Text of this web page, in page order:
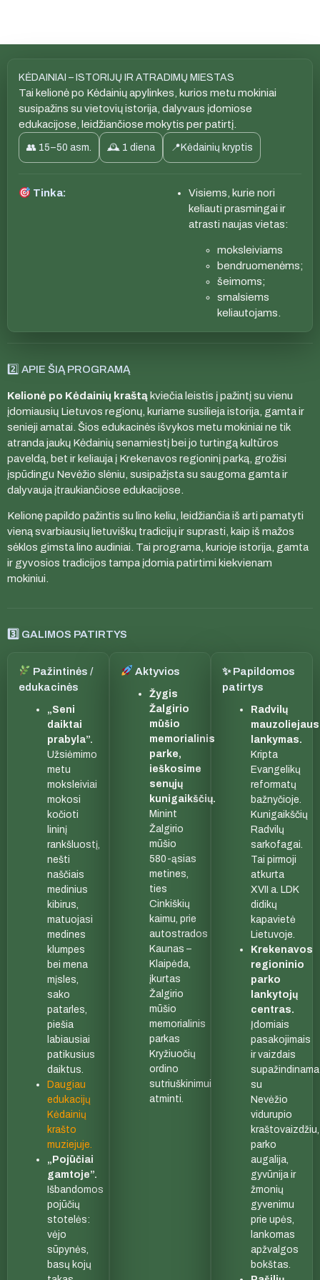
KĖDAINIAI – ISTORIJŲ IR ATRADIMŲ MIESTAS
Tai kelionė po Kėdainių apylinkes, kurios metu mokiniai
susipažins su vietovių istorija, dalyvaus įdomiose
edukacijose, leidžiančiose mokytis per patirtį.
👥 15–50 asm. 🕰 1 diena 📍Kėdainių kryptis
Tinka:
Visiems, kurie nori
keliauti prasmingai ir
atrasti naujas vietas:
moksleiviams
bendruomenėms;
šeimoms;
smalsiems
keliautojams.
2️⃣ APIE ŠIĄ PROGRAMĄ
Kelionė po Kėdainių kraštą kviečia leistis į pažintį su vienu
įdomiausių Lietuvos regionų, kuriame susilieja istorija, gamta ir
senieji amatai. Šios edukacinės išvykos metu mokiniai ne tik
atranda jaukų Kėdainių senamiestį bei jo turtingą kultūros
paveldą, bet ir keliauja į Krekenavos regioninį parką, grožisi
įspūdingu Nevėžio slėniu, susipažįsta su saugoma gamta ir
dalyvauja įtraukiančiose edukacijose.
Kelionę papildo pažintis su lino keliu, leidžiančia iš arti pamatyti
vieną svarbiausių lietuviškų tradicijų ir suprasti, kaip iš mažos
sėklos gimsta lino audiniai. Tai programa, kurioje istorija, gamta
ir gyvosios tradicijos tampa įdomia patirtimi kiekvienam
mokiniui.
3️⃣ GALIMOS PATIRTYS
Pažintinės /
edukacinės
„Seni
daiktai
prabyla”.
Užsiėmimo
metu
moksleiviai
mokosi
kočioti
lininį
rankšluostį,
nešti
naščiais
medinius
kibirus,
matuojasi
medines
klumpes
bei mena
mįsles,
sako
patarles,
piešia
labiausiai
patikusius
daiktus.
Daugiau
edukacijų
Kėdainių
krašto
muziejuje.
„Pojūčiai
gamtoje”.
Išbandomos
pojūčių
stotelės:
vėjo
sūpynės,
basų kojų
Aktyvios
Žygis
Žalgirio
mūšio
memorialinis
parke,
ieškosime
senųjų
kunigaikščių.
Minint
Žalgirio
mūšio
580-ąsias
metines,
ties
Cinkiškių
kaimu, prie
autostrados
Kaunas –
Klaipėda,
įkurtas
Žalgirio
mūšio
memorialinis
parkas
Kryžiuočių
ordino
sutriuškinimui
atminti.
✨ Papildomos
patirtys
Radvilų
lankymas.
Kripta
Evangelikų
reformatų
bažnyčioje.
Kunigaikščių
Radvilų
sarkofagai.
Tai pirmoji
atkurta
XVII a. LDK
didikų
kapavietė
Lietuvoje.
Krekenavos
regioninio
parko
lankytojų
centras.
Įdomiais
pasakojimais
ir vaizdais
supažindinama
su
Nevėžio
vidurupio
kraštovaizdžiu,
parko
augalija,
gyvūnija ir
žmonių
gyvenimu
prie upės,
lankomas
apžvalgos
bokštas.